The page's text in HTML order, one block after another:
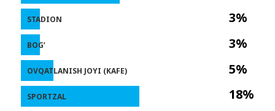
3%
3%
5%
18%
STADION
BOG’
OVQATLANISH JOYI (KAFE)
SPORTZAL